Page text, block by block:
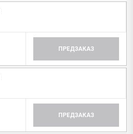
ПРЕДЗАКАЗ
ПРЕДЗАКАЗ